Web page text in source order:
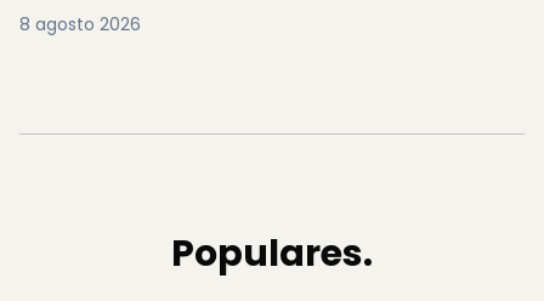
8 agosto 2026
Populares.